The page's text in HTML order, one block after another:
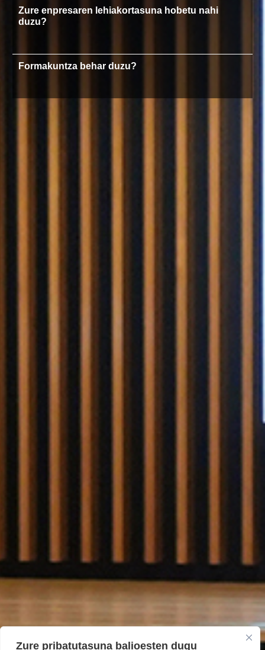
Zure pribatutasuna balioesten dugu
Zure enpresaren lehiakortasuna hobetu nahi
duzu?
Formakuntza behar duzu?